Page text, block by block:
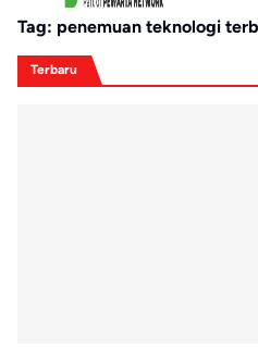
Tag: penemuan teknologi
Terbaru